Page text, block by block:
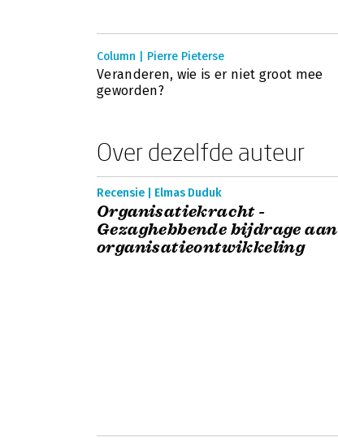
Column | Pierre Pieterse
Veranderen, wie is er niet groot mee
geworden?
Over dezelfde auteur
Recensie | Elmas Duduk
Organisatiekracht -
Gezaghebbende bijdrage aan
organisatieontwikkeling